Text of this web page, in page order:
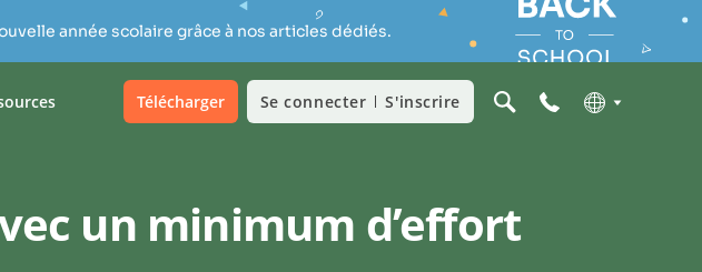
année scolaire grâce à nos articles dédiés.
Télécharger Se connecter S'inscrire
un minimum d’effort